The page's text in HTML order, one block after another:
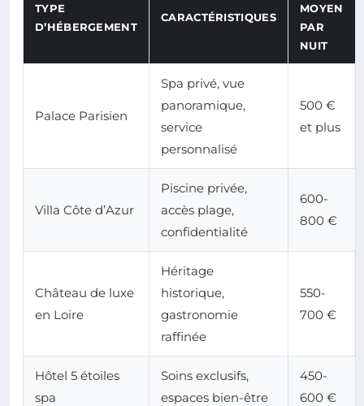
TYPE
D’HÉBERGEMENT
CARACTÉRISTIQUES
MOYEN
PAR
NUIT
Palace Parisien
Spa privé, vue
panoramique,
service
personnalisé
500 €
et plus
Villa Côte d’Azur
Piscine privée,
accès plage,
confidentialité
600-
800 €
Château de luxe
en Loire
Héritage
historique,
gastronomie
raffinée
550-
700 €
Hôtel 5 étoiles
spa
Soins exclusifs,
espaces bien-être
450-
600 €